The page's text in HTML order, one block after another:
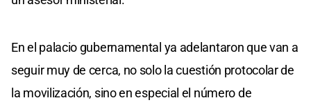
En el palacio gubernamental ya adelantaron que van a
seguir muy de cerca, no solo la cuestión protocolar de
la movilización, sino en especial el número de